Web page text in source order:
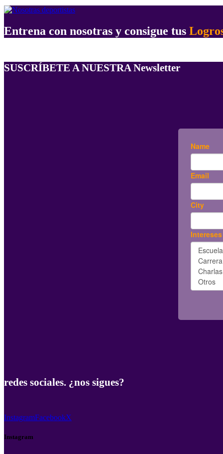
Entrena con nosotras y consigue tus
SUSCRÍBETE A NUESTRA Newsletter
redes sociales. ¿nos sigues?
InstagramFacebookX
Instagram